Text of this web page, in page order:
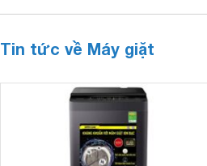
Tin tức về Máy giặt